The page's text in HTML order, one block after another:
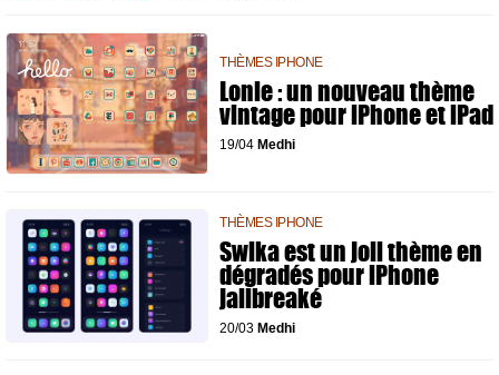
THÈMES IPHONE
Lonie : un nouveau thème
vintage pour iPhone et iPad
19/04 Medhi
THÈMES IPHONE
Swika est un joli thème en
dégradés pour iPhone
jailbreaké
20/03 Medhi